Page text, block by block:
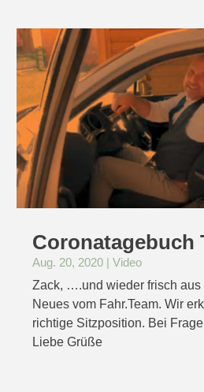
Coronatagebuch
Aug. 20, 2020 |Video
Zack, ….und wieder frisch aus
Neues vom Fahr.Team. Wir
richtige Sitzposition. Bei
Liebe Grüße